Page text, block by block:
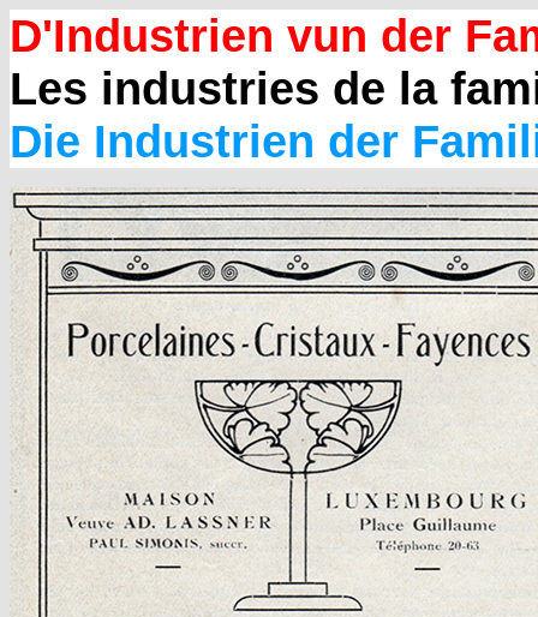
D'Industrien vun der
Les industries de la
Die Industrien der